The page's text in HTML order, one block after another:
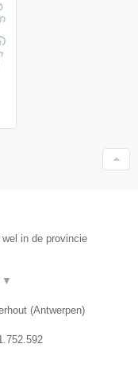
in de provincie
▼
(Antwerpen)